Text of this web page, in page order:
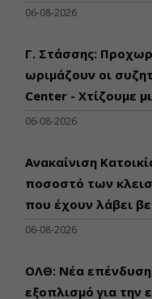
06-08-2026
Γ. Στάσσης:
ωριμάζουν οι
Center - Χτίζουμε
06-08-2026
Ανακαίνιση
ποσοστό των
που έχουν λάβει
06-08-2026
ΟΛΘ: Νέα
εξοπλισμό για την